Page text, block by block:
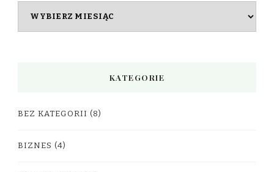
KATEGORIE
BEZ KATEGORII (8)
BIZNES (4)